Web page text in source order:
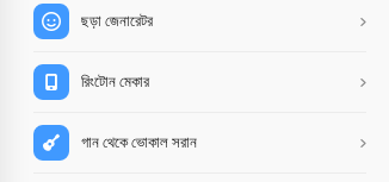
ছড়া জেনারেটর
রিংটোন মেকার
গান থেকে ভোকাল সরান